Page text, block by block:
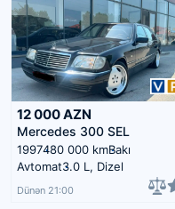
12 000AZN
Mercedes 300 SEL
1997480 000 kmBakı
Avtomat3.0 L, Dizel
Dünən 21:00